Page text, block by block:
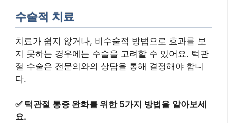
수술적 치료
치료가 쉽지 않거나, 비수술적 방법으로 효과를 보
지 못하는 경우에는 수술을 고려할 수 있어요. 턱관
절 수술은 전문의와의 상담을 통해 결정해야 합니
다.
✅ 턱관절 통증 완화를 위한 5가지 방법을 알아보세
요.